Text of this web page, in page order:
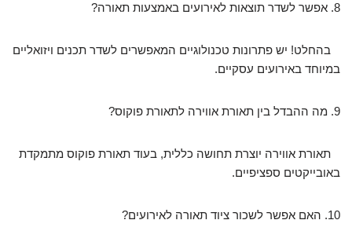
8. אפשר לשדר תוצאות לאירועים באמצעות תאורה?
בהחלט! יש פתרונות טכנולוגיים המאפשרים לשדר תכנים ויזואליים
במיוחד באירועים עסקיים.
9. מה ההבדל בין תאורת אווירה לתאורת פוקוס?
תאורת אווירה יוצרת תחושה כללית, בעוד תאורת פוקוס מתמקדת
באובייקטים ספציפיים.
10. האם אפשר לשכור ציוד תאורה לאירועים?